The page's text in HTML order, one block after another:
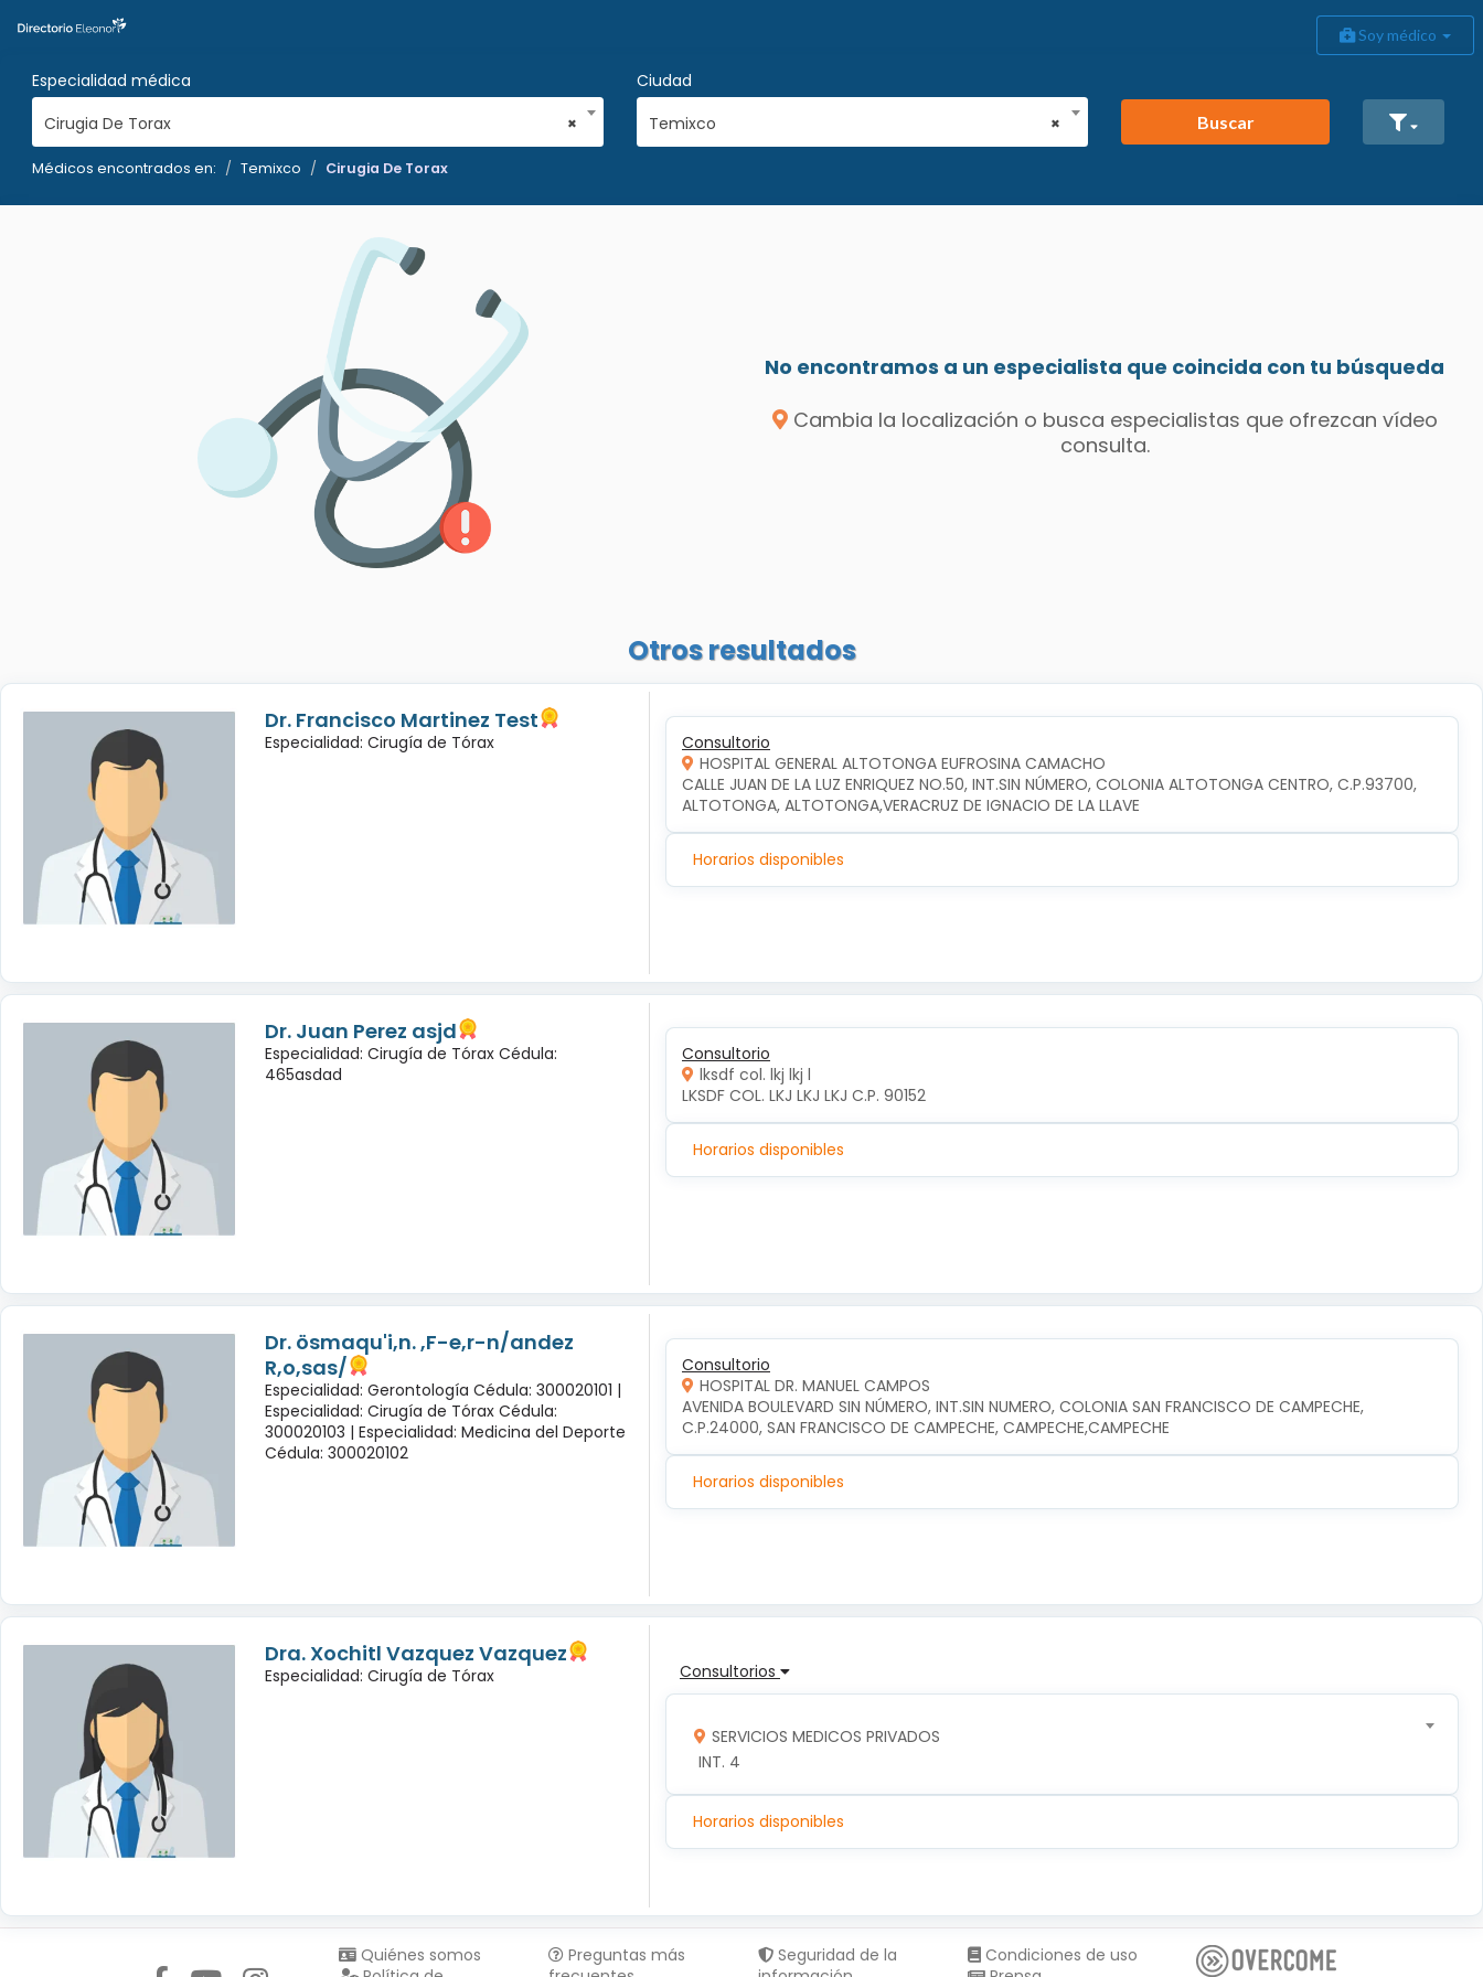
Soy médico
Especialidad médica
×
Cirugia De Torax
Ciudad
×
Temixco Buscar
Médicos encontrados en: Temixco Cirugia De Torax
No encontramos a un especialista que coincida con tu búsqueda
Cambia la localización o busca especialistas que ofrezcan vídeo
consulta.
Otros resultados
Dr. Francisco Martinez Test
Especialidad: Cirugía de Tórax
Consultorio
HOSPITAL GENERAL ALTOTONGA EUFROSINA CAMACHO
CALLE JUAN DE LA LUZ ENRIQUEZ NO.50, INT.SIN NÚMERO, COLONIA ALTOTONGA CENTRO, C.P.93700,
ALTOTONGA, ALTOTONGA,VERACRUZ DE IGNACIO DE LA LLAVE
Horarios disponibles
Dr. Juan Perez asjd
Especialidad: Cirugía de Tórax Cédula:
465asdad
Consultorio
lksdf col. lkj lkj l
LKSDF COL. LKJ LKJ LKJ C.P. 90152
Horarios disponibles
Dr. ösmaqu'i,n. ,F-e,r-n/andez
R,o,sas/
Especialidad: Gerontología Cédula: 300020101 |
Especialidad: Cirugía de Tórax Cédula:
300020103 | Especialidad: Medicina del Deporte
Cédula: 300020102
Consultorio
HOSPITAL DR. MANUEL CAMPOS
AVENIDA BOULEVARD SIN NÚMERO, INT.SIN NUMERO, COLONIA SAN FRANCISCO DE CAMPECHE,
C.P.24000, SAN FRANCISCO DE CAMPECHE, CAMPECHE,CAMPECHE
Horarios disponibles
Dra. Xochitl Vazquez Vazquez
Especialidad: Cirugía de Tórax Consultorios
SERVICIOS MEDICOS PRIVADOS
INT. 4
Horarios disponibles
Quiénes somos
Preguntas más
Seguridad de la
Condiciones de uso